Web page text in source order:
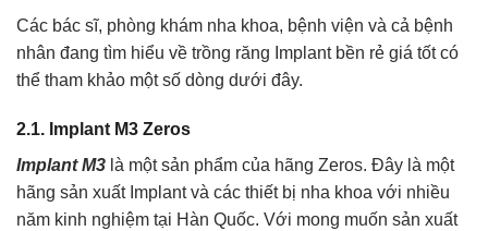
Các bác sĩ, phòng khám nha khoa, bệnh viện và cả bệnh
nhân đang tìm hiểu về trồng răng Implant bền rẻ giá tốt có
thể tham khảo một số dòng dưới đây.
2.1. Implant M3 Zeros
Implant M3 là một sản phẩm của hãng Zeros. Đây là một
hãng sản xuất Implant và các thiết bị nha khoa với nhiều
năm kinh nghiệm tại Hàn Quốc. Với mong muốn sản xuất